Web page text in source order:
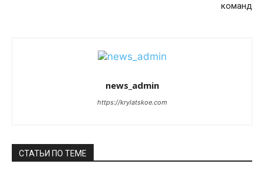
команд
news_admin
https://krylatskoe.com
СТАТЬИ ПО ТЕМЕ